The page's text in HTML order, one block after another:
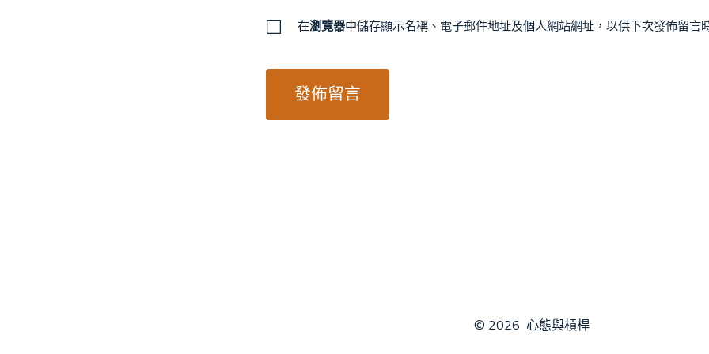
在瀏覽器中儲存顯示名稱、電子郵件地址及個人網站網址，以供下次發佈留言
© 2026 心態與槓桿